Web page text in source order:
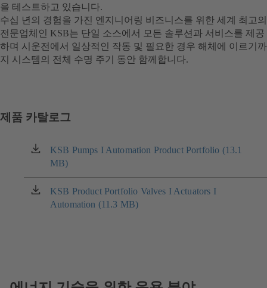
을 테스트하고 있습니다.
수십 년의 경험을 가진 엔지니어링 비즈니스를 위한 세계 최고의
전문업체인 KSB는 단일 소스에서 모든 솔루션과 서비스를 제공
하며 시운전에서 일상적인 작동 및 필요한 경우 해체에 이르기까
지 시스템의 전체 수명 주기 동안 함께합니다.
제품 카탈로그
KSB Pumps I Automation Product Portfolio (13.1
MB)
(새
탭
에
서
열
KSB Product Portfolio Valves I Actuators I
Automation (11.3 MB)
(새
탭